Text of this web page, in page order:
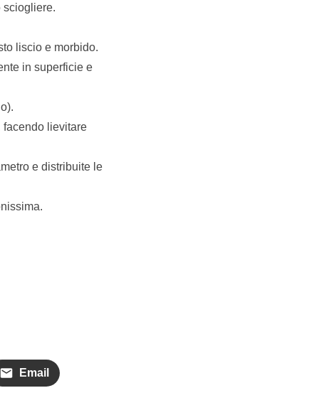
sciogliere.
liscio e morbido.
in superficie e
facendo lievitare
e distribuite le
Email